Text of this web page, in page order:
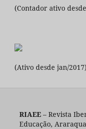
(Contador ativo
(Ativo desde jan/2017)
RIAEE– Revista
Educação,